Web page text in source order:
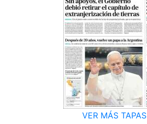
VER MÁS TAPAS